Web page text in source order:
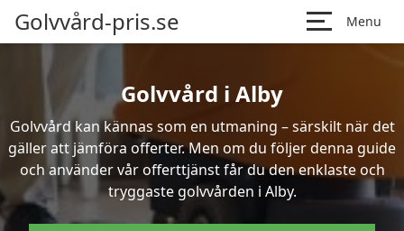
Golvvård-pris.se Menu
Golvvård i Alby
Golvvård kan kännas som en utmaning – särskilt när det
gäller att jämföra offerter. Men om du följer denna guide
och använder vår offerttjänst får du den enklaste och
tryggaste golvvården i Alby.